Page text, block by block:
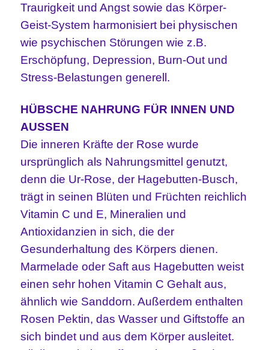
Traurigkeit und Angst sowie das Körper-
Geist-System harmonisiert bei physischen
wie psychischen Störungen wie z.B.
Erschöpfung, Depression, Burn-Out und
Stress-Belastungen generell.
HÜBSCHE NAHRUNG FÜR INNEN UND
AUSSEN
Die inneren Kräfte der Rose wurde
ursprünglich als Nahrungsmittel genutzt,
denn die Ur-Rose, der Hagebutten-Busch,
trägt in seinen Blüten und Früchten reichlich
Vitamin C und E, Mineralien und
Antioxidanzien in sich, die der
Gesunderhaltung des Körpers dienen.
Marmelade oder Saft aus Hagebutten weist
einen sehr hohen Vitamin C Gehalt aus,
ähnlich wie Sanddorn. Außerdem enthalten
Rosen Pektin, das Wasser und Giftstoffe an
sich bindet und aus dem Körper ausleitet.